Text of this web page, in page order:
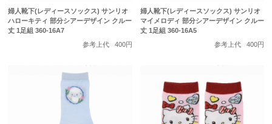
婦人靴下(レディースソックス) サンリオ
ハローキティ 部分シアーデザイン クルー
丈 1足組 360-16A7
参考上代
400円
婦人靴下(レディースソックス) サンリオ
マイメロディ 部分シアーデザイン クルー
丈 1足組 360-16A5
参考上代
400円